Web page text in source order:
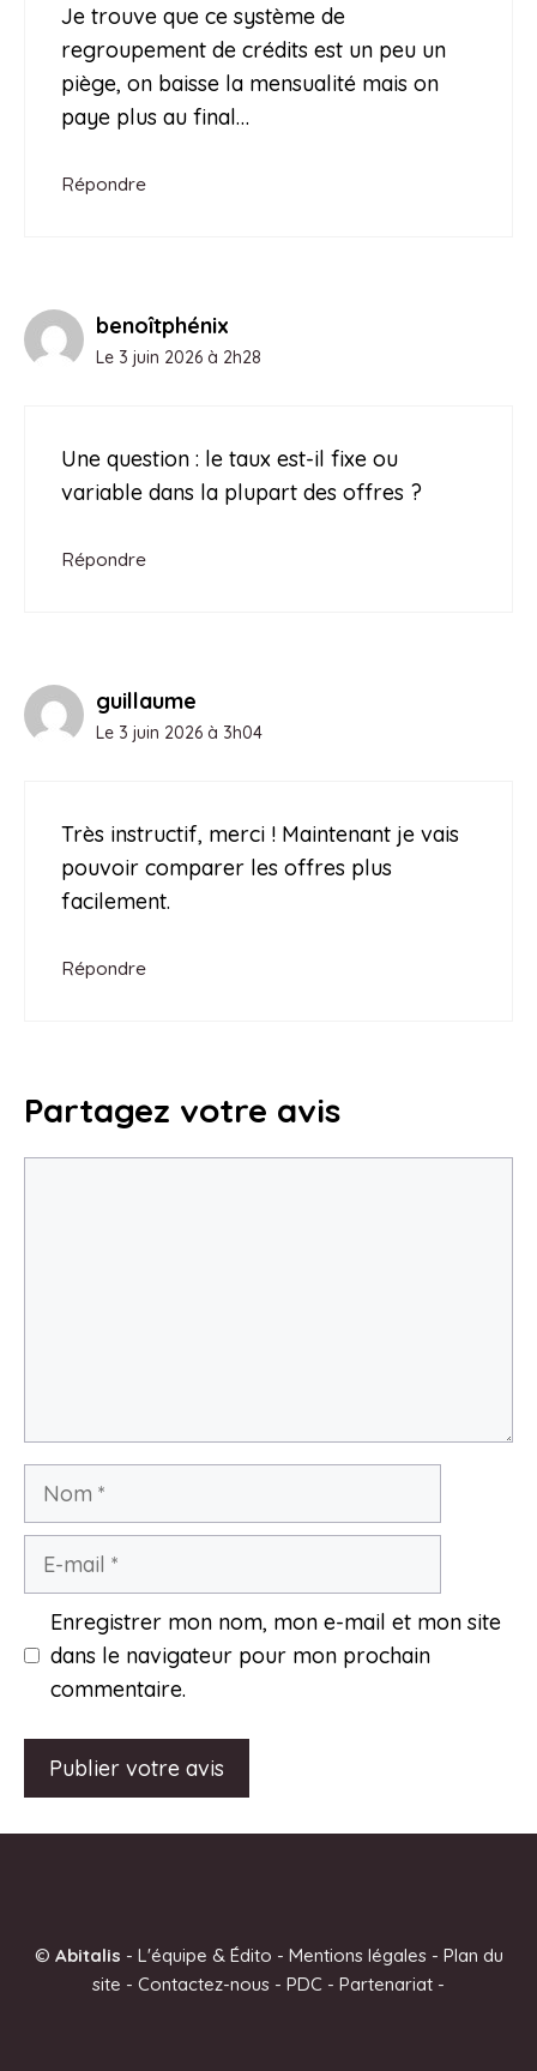
Je trouve que ce système de
regroupement de crédits est un peu un
piège, on baisse la mensualité mais on
paye plus au final…
Répondre
benoîtphénix
Le 3 juin 2026 à 2h28
Une question : le taux est-il fixe ou
variable dans la plupart des offres ?
Répondre
guillaume
Le 3 juin 2026 à 3h04
Très instructif, merci ! Maintenant je vais
pouvoir comparer les offres plus
facilement.
Répondre
Partagez votre avis
Nom
Enregistrer mon nom, mon e-mail et mon site
dans le navigateur pour mon prochain
commentaire.
© Abitalis - L'équipe & Édito - Mentions légales- Plan du
site - Contactez-nous - PDC - Partenariat -